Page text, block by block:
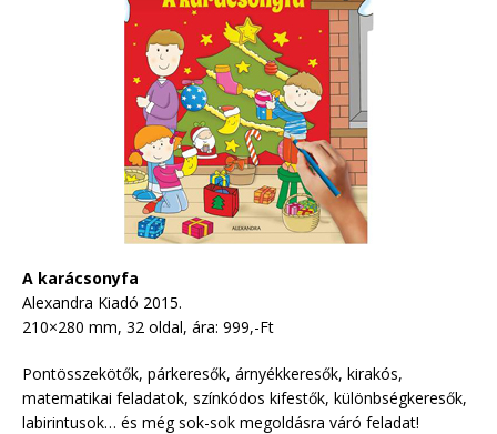
A karácsonyfa
Alexandra Kiadó 2015.
210×280 mm, 32 oldal, ára: 999,-Ft
Pontösszekötők, párkeresők, árnyékkeresők, kirakós,
matematikai feladatok, színkódos kifestők, különbségkeresők,
labirintusok… és még sok-sok megoldásra váró feladat!